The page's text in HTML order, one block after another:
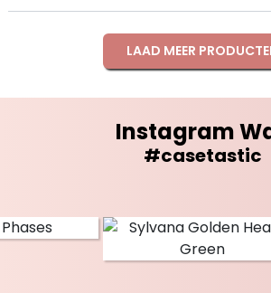
LAAD MEER
Instagram
#casetastic